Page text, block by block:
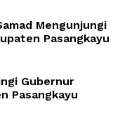
Mengunjungi
Pasangkayu
Gubernur
Pasangkayu